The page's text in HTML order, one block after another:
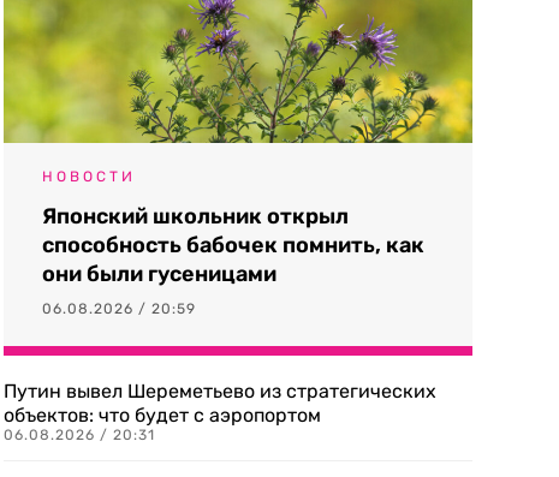
НОВОСТИ
Японский школьник открыл
способность бабочек помнить, как
они были гусеницами
06.08.2026 / 20:59
Путин вывел Шереметьево из стратегических
объектов: что будет с аэропортом
06.08.2026 / 20:31